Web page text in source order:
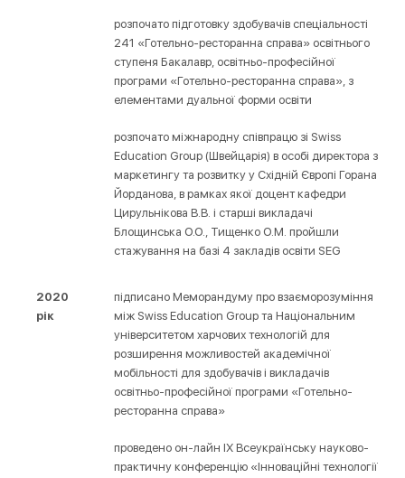
розпочато підготовку здобувачів спеціальності
241 «Готельно-ресторанна справа» освітнього
ступеня Бакалавр, освітньо-професійної
програми «Готельно-ресторанна справа», з
елементами дуальної форми освіти
розпочато міжнародну співпрацю зі Swiss
Education Group (Швейцарія) в особі директора з
маркетингу та розвитку у Східній Європі Горана
Йорданова, в рамках якої доцент кафедри
Цирульнікова В.В. і старші викладачі
Блощинська О.О., Тищенко О.М. пройшли
стажування на базі 4 закладів освіти SEG
2020
рік
підписано Меморандуму про взаєморозуміння
між Swiss Education Group та Національним
університетом харчових технологій для
розширення можливостей академічної
мобільності для здобувачів і викладачів
освітньо-професійної програми «Готельно-
ресторанна справа»
проведено он-лайн ІХ Всеукраїнську науково-
практичну конференцію «Інноваційні технології